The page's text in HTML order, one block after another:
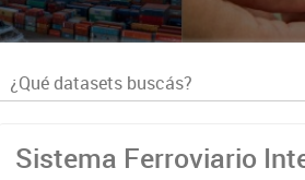
Sistema Ferroviario